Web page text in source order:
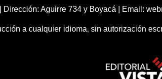
Aguirre 734 y Boyacá | Email:
a cualquier idioma, sin autorización